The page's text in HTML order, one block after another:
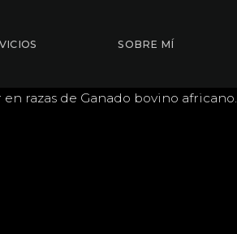
SOBRE MÍ
razas de Ganado bovino africano.